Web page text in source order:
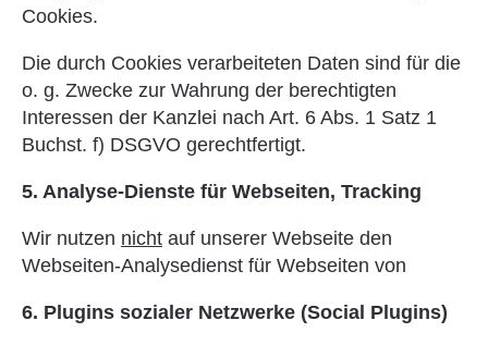
Cookies.
Die durch Cookies verarbeiteten Daten sind für die
o. g. Zwecke zur Wahrung der berechtigten
Interessen der Kanzlei nach Art. 6 Abs. 1 Satz 1
Buchst. f) DSGVO gerechtfertigt.
5. Analyse-Dienste für Webseiten, Tracking
Wir nutzen nicht auf unserer Webseite den
Webseiten-Analysedienst für Webseiten von
6. Plugins sozialer Netzwerke (Social Plugins)